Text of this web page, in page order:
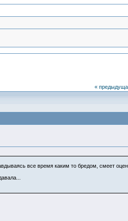
«
все время каким то бредом, смеет